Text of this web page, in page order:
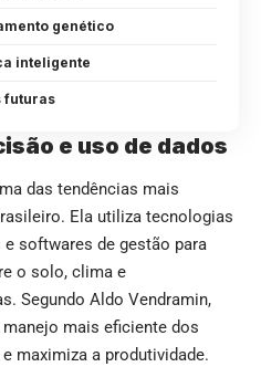
genético
inteligente
futuras
e uso de dados
das tendências mais
Ela utiliza tecnologias
softwares de gestão para
o solo, clima e
Segundo Aldo Vendramin,
mais eficiente dos
maximiza a produtividade.